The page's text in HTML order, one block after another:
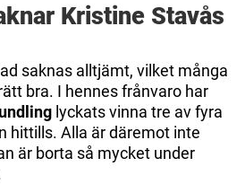
Kristine Stavås
saknas alltjämt, vilket många
bra. I hennes frånvaro har
lyckats vinna tre av fyra
hittills. Alla är däremot inte
är borta så mycket under